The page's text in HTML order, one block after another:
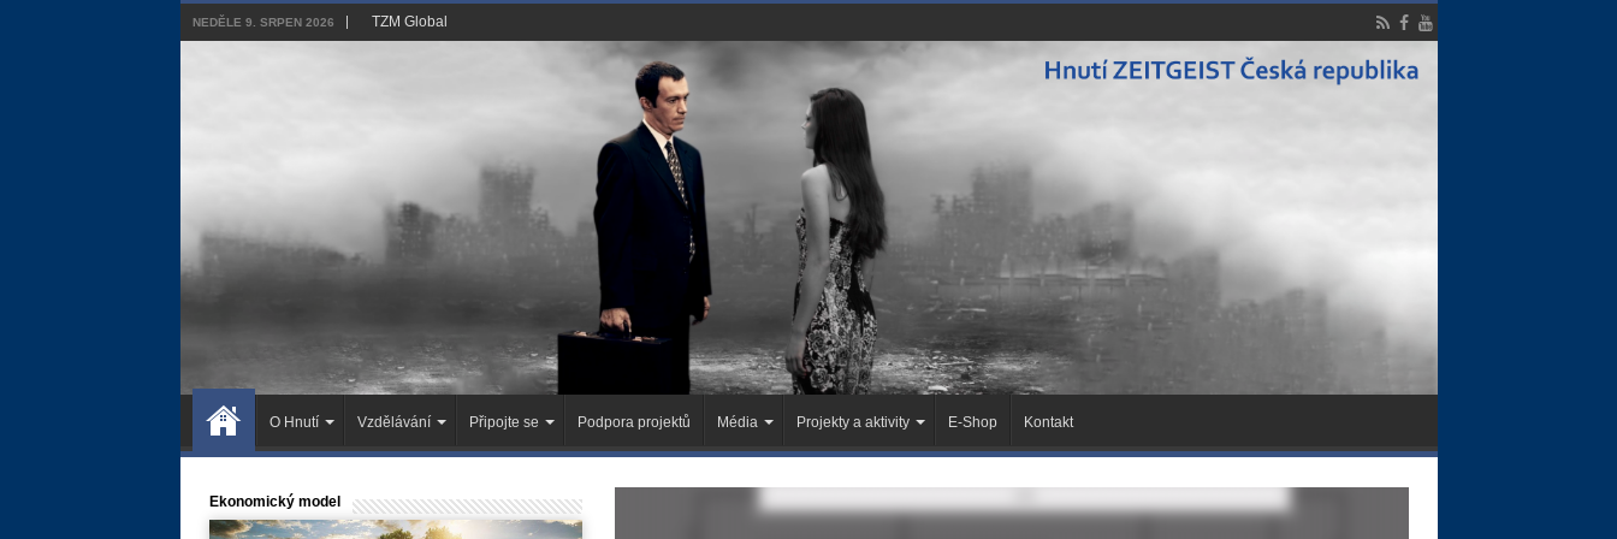
NEDĚLE 9. SRPEN 2026 TZM Global
O Hnutí Vzdělávání Připojte se Podpora projektů Média Projekty a aktivity E-Shop Kontakt
Ekonomický model